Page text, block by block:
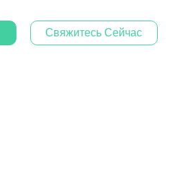
Свяжитесь Сейчас